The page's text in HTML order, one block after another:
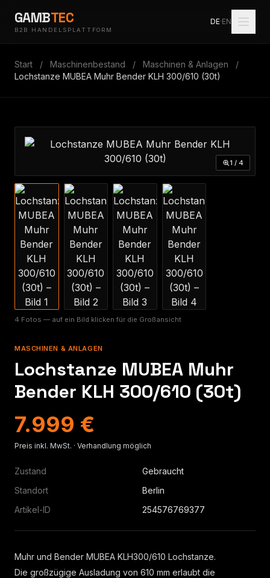
GAMBTEC
B2B HANDELSPLATTFORM
DE·EN
Start / Maschinenbestand / Maschinen & Anlagen
/
Lochstanze MUBEA Muhr Bender KLH 300/610 (30t)
1 / 4
4 Fotos — auf ein Bild klicken für die Großansicht
MASCHINEN & ANLAGEN
Lochstanze MUBEA Muhr
Bender KLH 300/610 (30t)
7.999 €
Preis inkl. MwSt. · Verhandlung möglich
Zustand
Gebraucht
Standort
Berlin
Artikel-ID
254576769377
Muhr und Bender MUBEA KLH300/610 Lochstanze.
Die großzügige Ausladung von 610 mm erlaubt die